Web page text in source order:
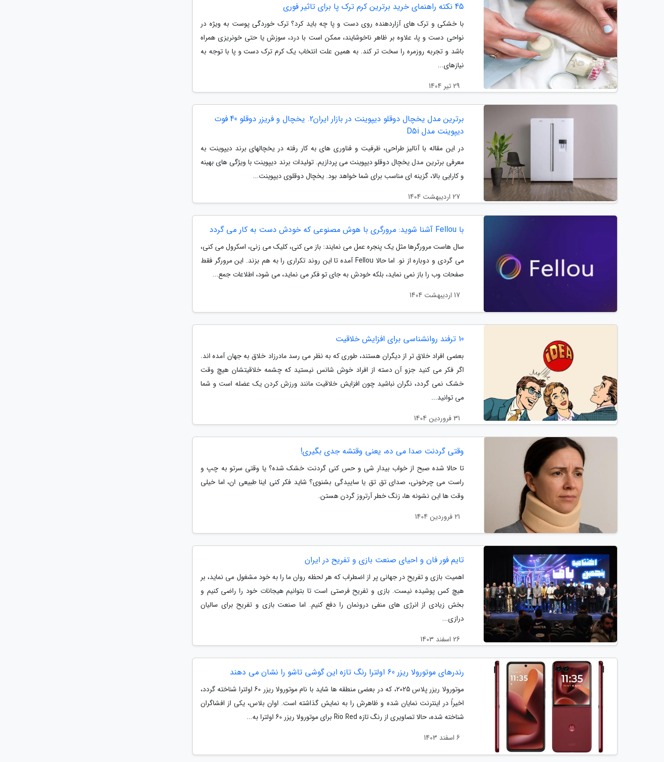
45 نکته راهنمای خرید برترین کرم ترک پا برای تاثیر فوری
با خشکی و ترک های آزاردهنده روی دست و پا چه باید کرد؟ ترک خوردگی پوست به ویژه در
نواحی دست و پا، علاوه بر ظاهر ناخوشایند، ممکن است با درد، سوزش یا حتی خونریزی همراه
باشد و تجربه روزمره را سخت تر کند. به همین علت انتخاب یک کرم ترک دست و پا با توجه به
نیازهای...
29 تیر 1404
برترین مدل یخچال دوقلو دیپوینت در بازار ایران2. یخچال و فریزر دوقلو 40 فوت
دیپوینت مدل D5i
در این مقاله با آنالیز طراحی، ظرفیت و فناوری های به کار رفته در یخچالهای برند دیپوینت به
معرفی برترین مدل یخچال دوقلو دیپوینت می پردازیم. تولیدات برند دیپوینت با ویژگی های بهینه
و کارایی بالا، گزینه ای مناسب برای شما خواهد بود. یخچال دوقلوی دیپوینت...
27 اردیبهشت 1404
با Fellou آشنا شوید: مرورگری با هوش مصنوعی که خودش دست به کار می گردد
سال هاست مرورگرها مثل یک پنجره عمل می نمایند: باز می کنی، کلیک می زنی، اسکرول می کنی،
می گردی و دوباره از نو. اما حالا Fellou آمده تا این روند تکراری را به هم بزند. این مرورگر فقط
صفحات وب را باز نمی نماید، بلکه خودش به جای تو فکر می نماید، می شود، اطلاعات جمع...
17 اردیبهشت 1404
10 ترفند روانشناسی برای افزایش خلاقیت
بعضی افراد خلاق تر از دیگران هستند، طوری که به نظر می رسد مادرزاد خلاق به جهان آمده اند.
اگر فکر می کنید جزو آن دسته از افراد خوش شانس نیستید که چشمه خلاقیتشان هیچ وقت
خشک نمی گردد، نگران نباشید چون افزایش خلاقیت مانند ورزش کردن یک عضله است و شما
می توانید...
31 فروردین 1404
وقتی گردنت صدا می ده، یعنی وقتشه جدی بگیری!
تا حالا شده صبح از خواب بیدار شی و حس کنی گردنت خشک شده؟ یا وقتی سرتو به چپ و
راست می چرخونی، صدای تق تق یا ساییدگی بشنوی؟ شاید فکر کنی اینا طبیعی ان، اما خیلی
وقت ها این نشونه ها، زنگ خطر آرتروز گردن هستن.
21 فروردین 1404
تایم فور فان و احیای صنعت بازی و تفریح در ایران
اهمیت بازی و تفریح در جهانی پر از اضطراب که هر لحظه روان ما را به خود مشغول می نماید، بر
هیچ کس پوشیده نیست. بازی و تفریح فرصتی است تا بتوانیم هیجانات خود را راضی کنیم و
بخش زیادی از انرژی های منفی درونمان را دفع کنیم. اما صنعت بازی و تفریح برای سالیان
درازی...
26 اسفند 1403
رندرهای موتورولا ریزر 60 اولترا رنگ تازه این گوشی تاشو را نشان می دهند
موتورولا ریزر پلاس 2025، که در بعضی منطقه ها شاید با نام موتورولا ریزر 60 اولترا شناخته گردد،
اخیراً در اینترنت نمایان شده و ظاهرش را به نمایش گذاشته است. اوان بلاس، یکی از افشاگران
شناخته شده، حالا تصاویری از رنگ تازه Rio Red برای موتورولا ریزر 60 اولترا به...
6 اسفند 1403